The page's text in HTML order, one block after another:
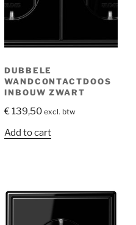
DUBBELE
WANDCONTACTDOOS
INBOUW ZWART
€139,50 excl. btw
Add to cart